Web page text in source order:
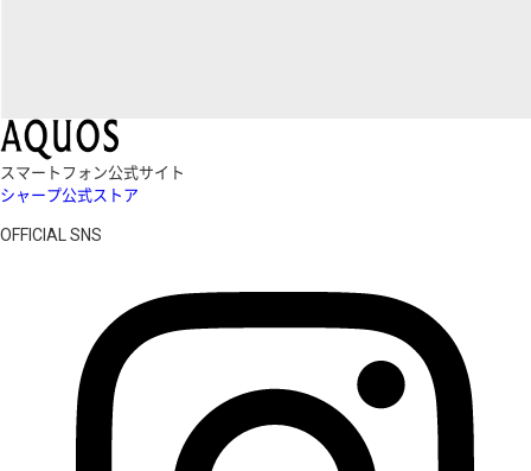
スマートフォン公式サイト
シャープ公式ストア
OFFICIAL SNS